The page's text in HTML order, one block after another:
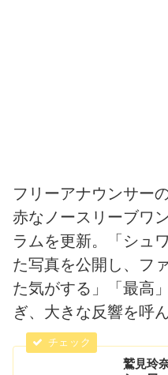
フリーアナウンサー
赤なノースリーブワ
ラムを更新。「シュ
た写真を公開し、フ
た気がする」「最高
ぎ、大きな反響を呼
鷲見玲